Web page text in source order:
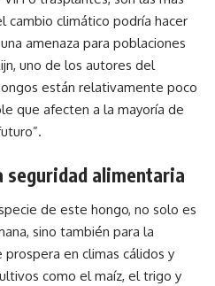
cambio climático podría hacer
amenaza para poblaciones
uno de los autores del
están relativamente poco
que afecten a la mayoría de
seguridad alimentaria
de este hongo, no solo es
sino también para la
en climas cálidos y
como el maíz, el trigo y